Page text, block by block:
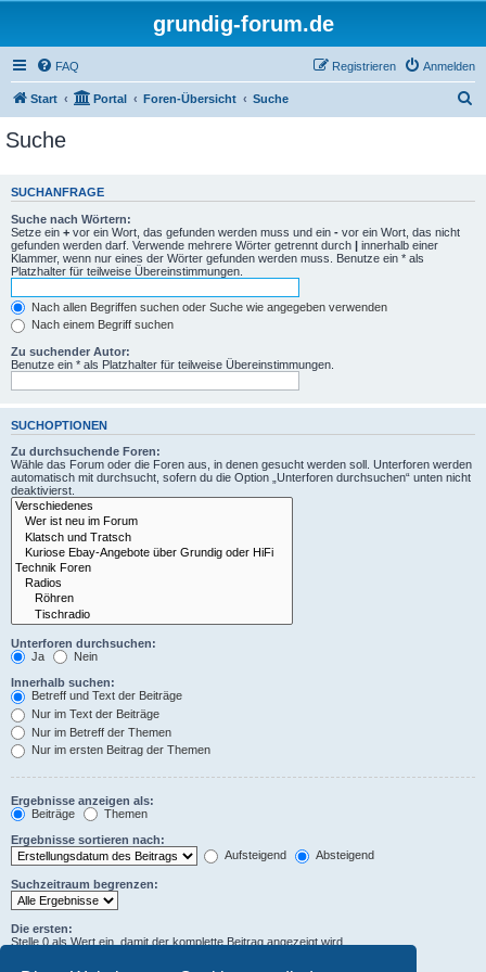
grundig-forum.de
FAQ Anmelden
Registrieren
Start Portal Foren-Übersicht Suche
e
Suche
SUCHANFRAGE
Suche nach Wörtern:
Setze ein + vor ein Wort, das gefunden werden muss und ein - vor ein Wort, das nicht
gefunden werden darf. Verwende mehrere Wörter getrennt durch | innerhalb einer
Klammer, wenn nur eines der Wörter gefunden werden muss. Benutze ein * als
Platzhalter für teilweise Übereinstimmungen.
Nach allen Begriffen suchen oder Suche wie angegeben verwenden
Nach einem Begriff suchen
Zu suchender Autor:
Benutze ein * als Platzhalter für teilweise Übereinstimmungen.
SUCHOPTIONEN
Zu durchsuchende Foren:
Wähle das Forum oder die Foren aus, in denen gesucht werden soll. Unterforen werden
automatisch mit durchsucht, sofern du die Option „Unterforen durchsuchen“ unten nicht
deaktivierst.
Unterforen durchsuchen:
Ja
Nein
Innerhalb suchen:
Betreff und Text der Beiträge
Nur im Text der Beiträge
Nur im Betreff der Themen
Nur im ersten Beitrag der Themen
Ergebnisse anzeigen als:
Beiträge
Themen
Ergebnisse sortieren nach:
Aufsteigend
Absteigend
Suchzeitraum begrenzen:
Die ersten:
Stelle 0 als Wert ein, damit der komplette Beitrag angezeigt wird.